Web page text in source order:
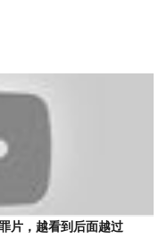
片，越看到后面越过